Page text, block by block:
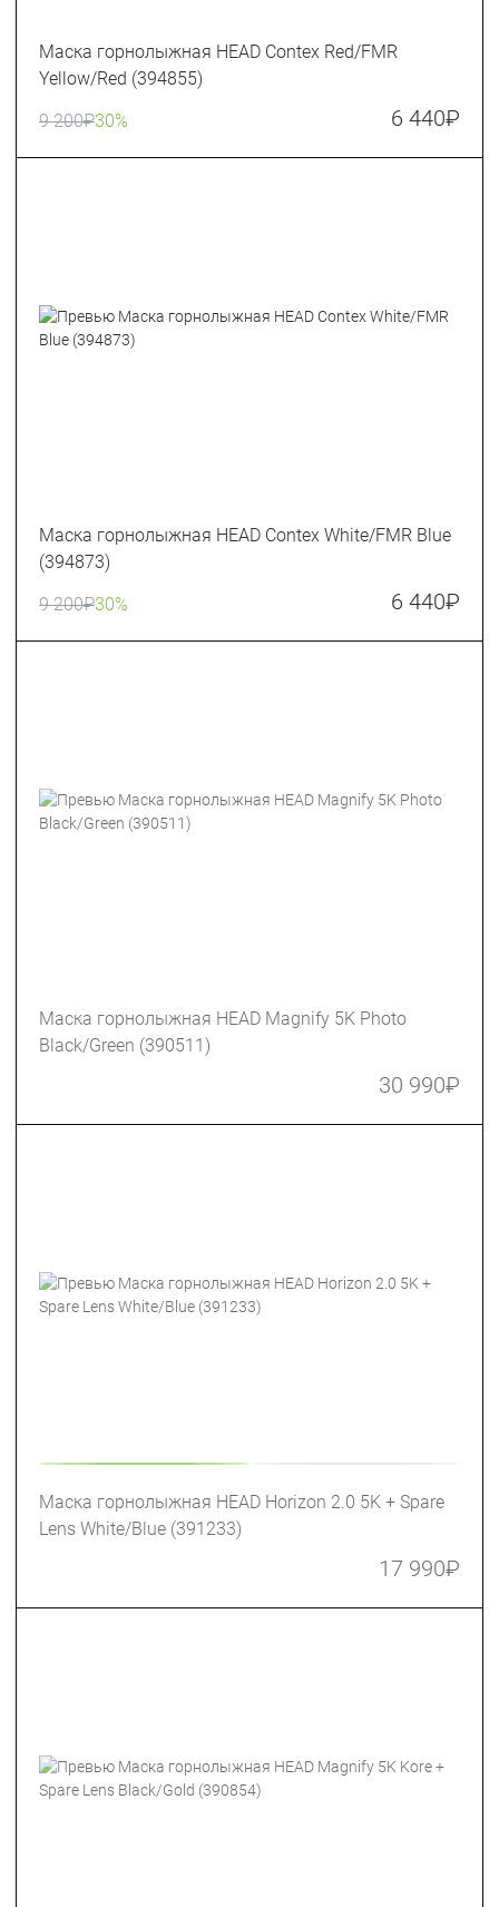
Маска горнолыжная HEAD Contex Red/FMR
Yellow/Red (394855)
9 200₽30% 6 440₽
Маска горнолыжная HEAD Contex White/FMR Blue
(394873)
9 200₽30% 6 440₽
Маска горнолыжная HEAD Magnify 5K Photo
Black/Green (390511)
30 990₽
Маска горнолыжная HEAD Horizon 2.0 5K + Spare
Lens White/Blue (391233)
17 990₽